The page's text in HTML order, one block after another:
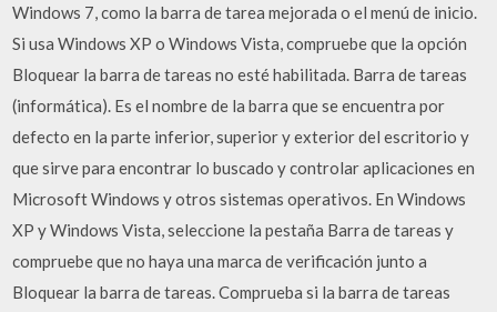
Windows 7, como la barra de tarea mejorada o el menú de inicio.
Si usa Windows XP o Windows Vista, compruebe que la opción
Bloquear la barra de tareas no esté habilitada. Barra de tareas
(informática). Es el nombre de la barra que se encuentra por
defecto en la parte inferior, superior y exterior del escritorio y
que sirve para encontrar lo buscado y controlar aplicaciones en
Microsoft Windows y otros sistemas operativos. En Windows
XP y Windows Vista, seleccione la pestaña Barra de tareas y
compruebe que no haya una marca de verificación junto a
Bloquear la barra de tareas. Comprueba si la barra de tareas